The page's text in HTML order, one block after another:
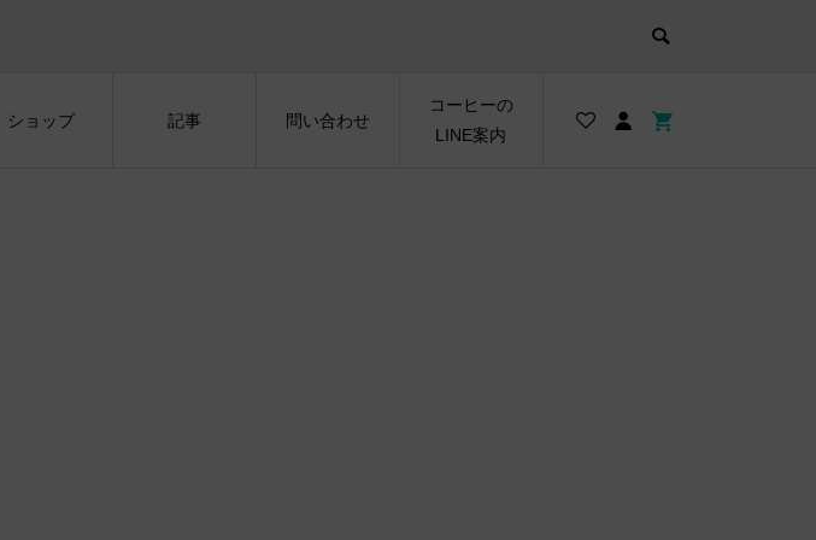
ショップ 記事 問い合わせ
コーヒーの
LINE案内